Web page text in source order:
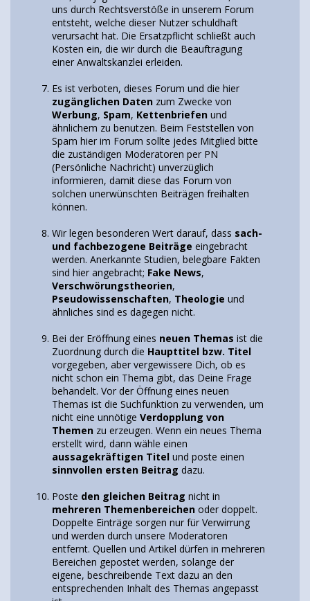
uns durch Rechtsverstöße in unserem Forum
entsteht, welche dieser Nutzer schuldhaft
verursacht hat. Die Ersatzpflicht schließt auch
Kosten ein, die wir durch die Beauftragung
einer Anwaltskanzlei erleiden.
Es ist verboten, dieses Forum und die hier
zugänglichen Daten zum Zwecke von
Werbung, Spam, Kettenbriefen und
ähnlichem zu benutzen. Beim Feststellen von
Spam hier im Forum sollte jedes Mitglied bitte
die zuständigen Moderatoren per PN
(Persönliche Nachricht) unverzüglich
informieren, damit diese das Forum von
solchen unerwünschten Beiträgen freihalten
können.
Wir legen besonderen Wert darauf, dass sach-
und fachbezogene Beiträge eingebracht
werden. Anerkannte Studien, belegbare Fakten
sind hier angebracht; Fake News,
Verschwörungstheorien,
Pseudowissenschaften, Theologie und
ähnliches sind es dagegen nicht.
Bei der Eröffnung eines neuen Themas ist die
Zuordnung durch die Haupttitel bzw. Titel
vorgegeben, aber vergewissere Dich, ob es
nicht schon ein Thema gibt, das Deine Frage
behandelt. Vor der Öffnung eines neuen
Themas ist die Suchfunktion zu verwenden, um
nicht eine unnötige Verdopplung von
Themen zu erzeugen. Wenn ein neues Thema
erstellt wird, dann wähle einen
aussagekräftigen Titel und poste einen
sinnvollen ersten Beitrag dazu.
Poste den gleichen Beitrag nicht in
mehreren Themenbereichen oder doppelt.
Doppelte Einträge sorgen nur für Verwirrung
und werden durch unsere Moderatoren
entfernt. Quellen und Artikel dürfen in mehreren
Bereichen gepostet werden, solange der
eigene, beschreibende Text dazu an den
entsprechenden Inhalt des Themas angepasst